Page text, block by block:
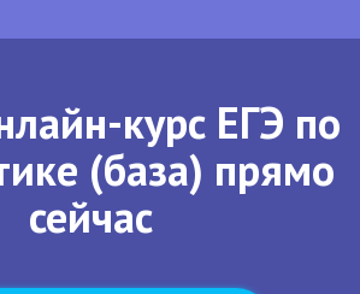
курс ЕГЭ по
(база) прямо
сейчас